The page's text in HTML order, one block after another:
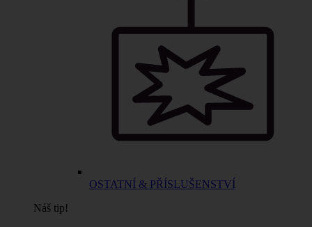
OSTATNÍ & PŘÍSLUŠENSTVÍ
Náš tip!